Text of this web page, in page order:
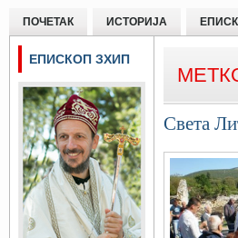
ПОЧЕТАК ИСТОРИЈА
Света
ЕПИСКОП ЗХИП